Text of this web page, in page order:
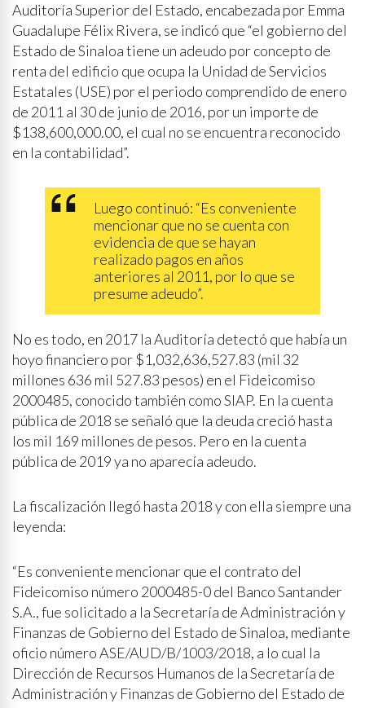
Auditoría Superior del Estado, encabezada por Emma
Guadalupe Félix Rivera, se indicó que “el gobierno del
Estado de Sinaloa tiene un adeudo por concepto de
renta del edificio que ocupa la Unidad de Servicios
Estatales (USE) por el periodo comprendido de enero
de 2011 al 30 de junio de 2016, por un importe de
$138,600,000.00, el cual no se encuentra reconocido
en la contabilidad”.
Luego continuó: “Es conveniente
mencionar que no se cuenta con
evidencia de que se hayan
realizado pagos en años
anteriores al 2011, por lo que se
presume adeudo”.
No es todo, en 2017 la Auditoría detectó que había un
hoyo financiero por $1,032,636,527.83 (mil 32
millones 636 mil 527.83 pesos) en el Fideicomiso
2000485, conocido también como SIAP. En la cuenta
pública de 2018 se señaló que la deuda creció hasta
los mil 169 millones de pesos. Pero en la cuenta
pública de 2019 ya no aparecía adeudo.
La fiscalización llegó hasta 2018 y con ella siempre una
leyenda:
“Es conveniente mencionar que el contrato del
Fideicomiso número 2000485-0 del Banco Santander
S.A., fue solicitado a la Secretaría de Administración y
Finanzas de Gobierno del Estado de Sinaloa, mediante
oficio número ASE/AUD/B/1003/2018, a lo cual la
Dirección de Recursos Humanos de la Secretaría de
Administración y Finanzas de Gobierno del Estado de